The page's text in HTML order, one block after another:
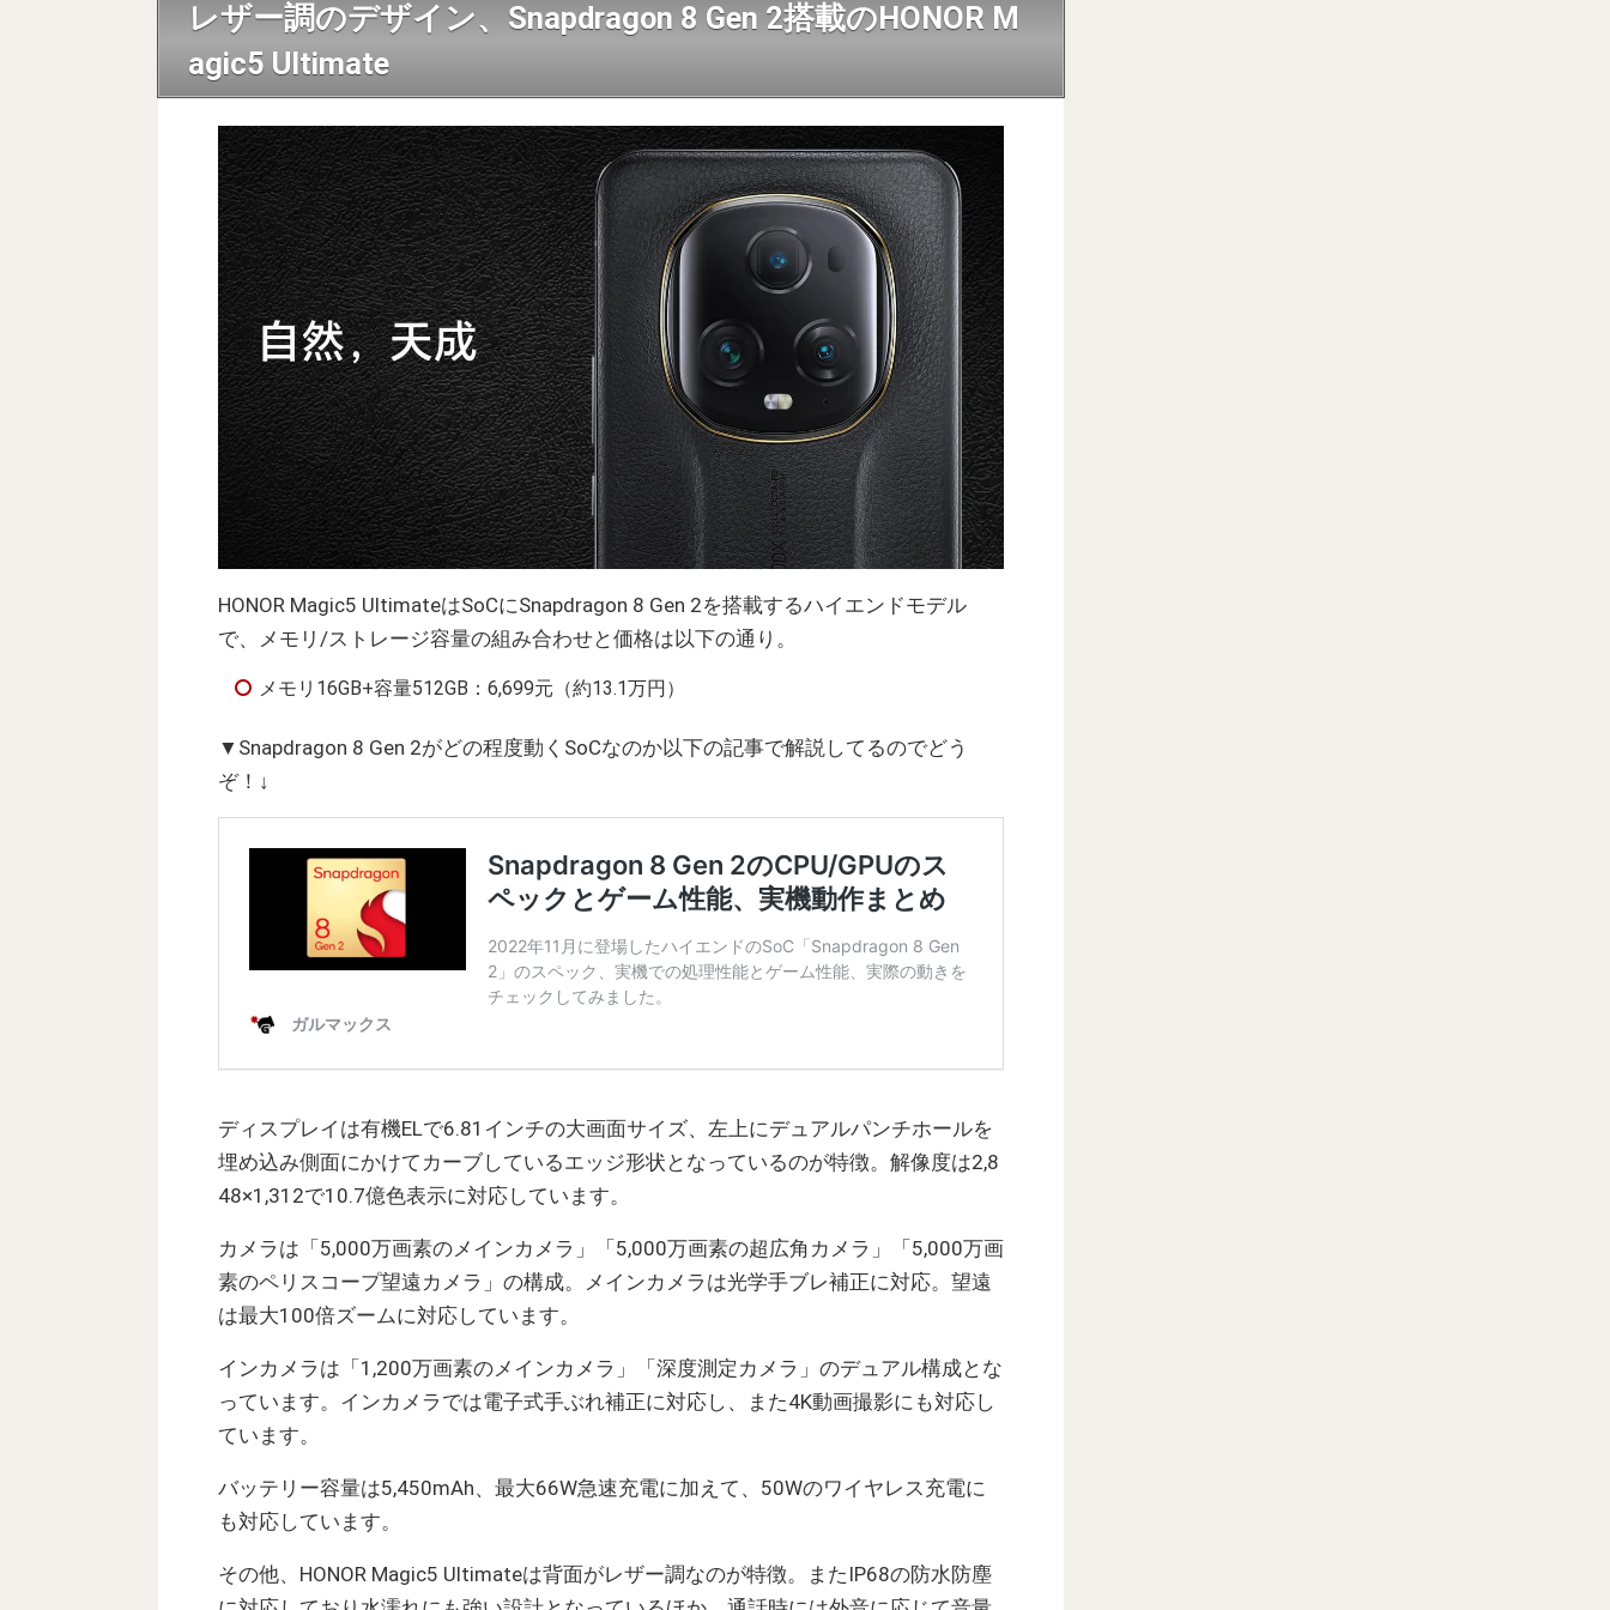
レザー調のデザイン、Snapdragon 8 Gen 2搭載のHONOR M
agic5 Ultimate
HONOR Magic5 UltimateはSoCにSnapdragon 8 Gen 2を搭載するハイエンドモデル
で、メモリ/ストレージ容量の組み合わせと価格は以下の通り。
メモリ16GB+容量512GB：6,699元（約13.1万円）
▼Snapdragon 8 Gen 2がどの程度動くSoCなのか以下の記事で解説してるのでどう
ぞ！↓
ディスプレイは有機ELで6.81インチの大画面サイズ、左上にデュアルパンチホールを
埋め込み側面にかけてカーブしているエッジ形状となっているのが特徴。解像度は2,8
48×1,312で10.7億色表示に対応しています。
カメラは「5,000万画素のメインカメラ」「5,000万画素の超広角カメラ 」「5,000万画
素のペリスコープ望遠カメラ 」の構成。メインカメラは光学手ブレ補正に対応。望遠
は最大100倍ズームに対応しています。
インカメラは「1,200万画素のメインカメラ」「深度測定カメラ」のデュアル構成とな
っています。インカメラでは電子式手ぶれ補正に対応し、また4K動画撮影にも対応し
ています。
バッテリー容量は5,450mAh、最大66W急速充電に加えて、50Wのワイヤレス充電に
も対応しています。
その他、HONOR Magic5 Ultimateは背面がレザー調なのが特徴。またIP68の防水防塵